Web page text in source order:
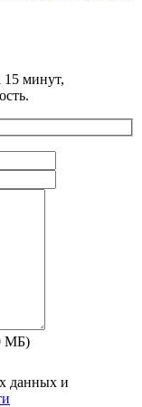
минут,
МБ)
данных и